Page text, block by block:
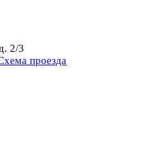
2/3
проезда